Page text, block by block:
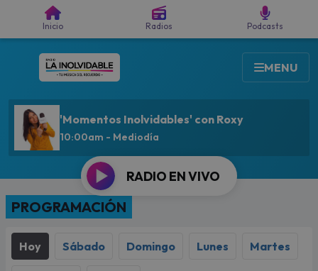
Inicio Radios Podcasts
MENU
On Air Now
'Momentos Inolvidables' con Roxy
10:00am - Mediodía
RADIO EN VIVO
PROGRAMACIÓN
Hoy Sábado Domingo Lunes Martes